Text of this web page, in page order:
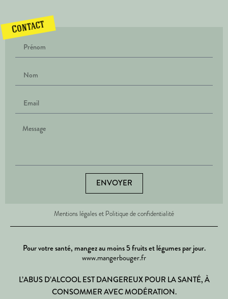
Contact
ENVOYER
Mentions légales et Politique de confidentialité
Pour votre santé, mangez au moins 5 fruits et légumes par jour.
www.mangerbouger.fr
L’ABUS D’ALCOOL EST DANGEREUX POUR LA SANTÉ, À
CONSOMMER AVEC MODÉRATION.